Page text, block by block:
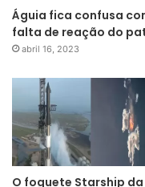
Águia fica confusa
falta de reação do
abril 16, 2023
O foguete Starship da